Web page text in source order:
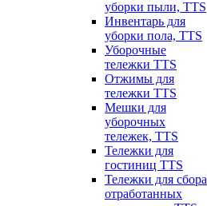
уборки пыли, TTS
Инвентарь для
уборки пола, TTS
Уборочные
тележки TTS
Отжимы для
тележки TTS
Мешки для
уборочных
тележек, TTS
Тележки для
гостиниц TTS
Тележки для сбора
отработанных